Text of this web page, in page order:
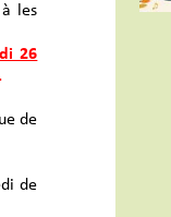
les
26
de
de